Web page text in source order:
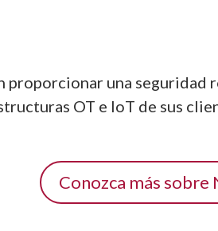
proporcionar una seguridad
OT e IoT de sus
Conozca más